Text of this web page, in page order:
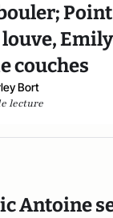
couches
Bort
lecture
Antoine